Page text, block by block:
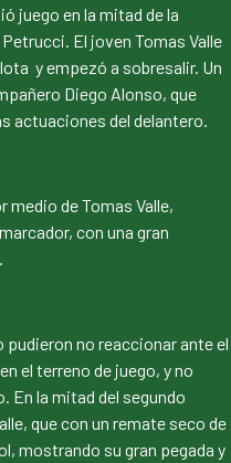
juego en la mitad de la
El joven Tomas Valle
y empezó a sobresalir. Un
Diego Alonso, que
actuaciones del delantero.
medio de Tomas Valle,
con una gran
pudieron no reaccionar ante el
el terreno de juego, y no
En la mitad del segundo
que con un remate seco de
mostrando su gran pegada y